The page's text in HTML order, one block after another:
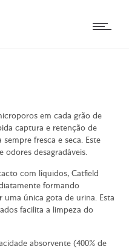
em cada grão de
captura e retenção de
fresca e seca. Este
odores desagradáveis.
com líquidos, Catfield
formando
uma única gota de urina. Esta
facilita a limpeza do
absorvente (400% de